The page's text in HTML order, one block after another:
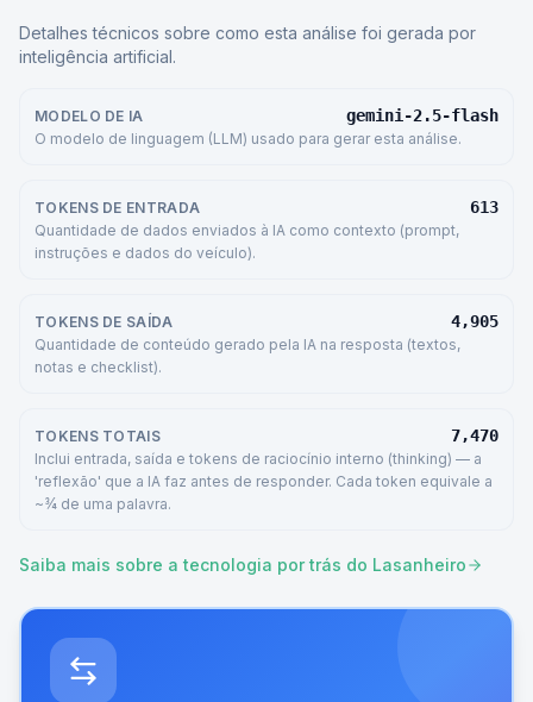
Detalhes técnicos sobre como esta análise foi gerada por
inteligência artificial.
MODELO DE IA gemini-2.5-flash
O modelo de linguagem (LLM) usado para gerar esta análise.
TOKENS DE ENTRADA 613
Quantidade de dados enviados à IA como contexto (prompt,
instruções e dados do veículo).
TOKENS DE SAÍDA 4,905
Quantidade de conteúdo gerado pela IA na resposta (textos,
notas e checklist).
TOKENS TOTAIS 7,470
Inclui entrada, saída e tokens de raciocínio interno (thinking) — a
'reflexão' que a IA faz antes de responder. Cada token equivale a
~¾ de uma palavra.
Saiba mais sobre a tecnologia por trás do Lasanheiro